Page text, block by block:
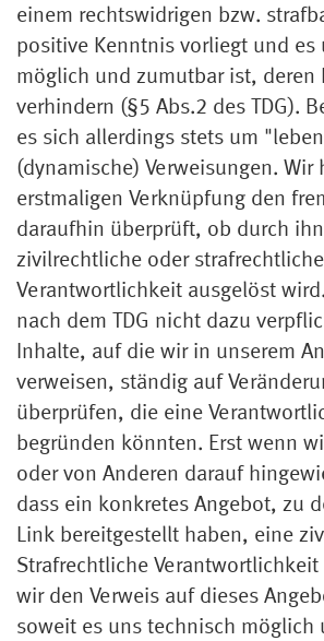
einem rechtswidrigen bzw.
positive Kenntnis vorliegt und es
möglich und zumutbar ist, deren
verhindern (§5 Abs.2 des TDG).
es sich allerdings stets um
(dynamische) Verweisungen. Wir
erstmaligen Verknüpfung den
daraufhin überprüft, ob durch
zivilrechtliche oder strafrechtliche
Verantwortlichkeit ausgelöst
nach dem TDG nicht dazu
Inhalte, auf die wir in unserem
verweisen, ständig auf
überprüfen, die eine
begründen könnten. Erst wenn
oder von Anderen darauf
dass ein konkretes Angebot, zu
Link bereitgestellt haben, eine
Strafrechtliche
wir den Verweis auf dieses
soweit es uns technisch möglich